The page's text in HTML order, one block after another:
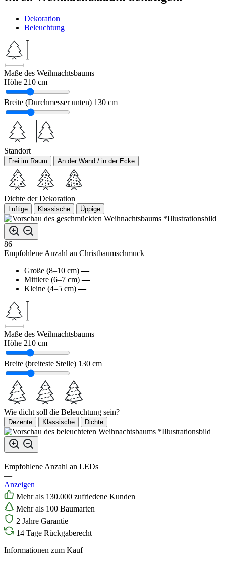
Dekoration
Beleuchtung
Maße des Weihnachtsbaums
Höhe 210 cm
Breite (Durchmesser unten) 130 cm
Standort
Frei im Raum An der Wand / in der Ecke
Dichte der Dekoration
Luftige Klassische Üppige
*Illustrationsbild
86
Empfohlene Anzahl an Christbaumschmuck
Große (8–10 cm) —
Mittlere (6–7 cm) —
Kleine (4–5 cm) —
Maße des Weihnachtsbaums
Höhe 210 cm
Breite (breiteste Stelle) 130 cm
Wie dicht soll die Beleuchtung sein?
Dezente Klassische Dichte
*Illustrationsbild
—
Empfohlene Anzahl an LEDs
—
Anzeigen
Mehr als 130.000 zufriedene Kunden
Mehr als 100 Baumarten
2 Jahre Garantie
14 Tage Rückgaberecht
Informationen zum Kauf